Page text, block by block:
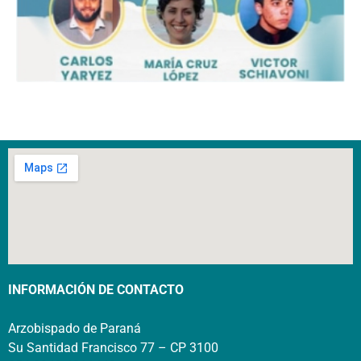
INFORMACIÓN DE CONTACTO
Arzobispado de Paraná
Su Santidad Francisco 77 – CP 3100